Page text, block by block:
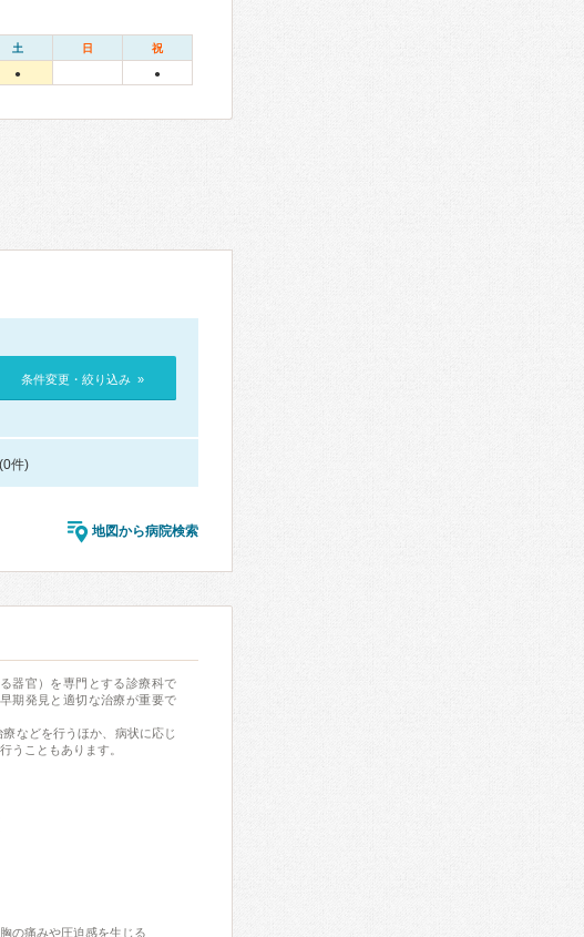
土 日 祝
● ●
条件変更・絞り込み »
件)
地図から病院検索
器官）を専門とする診療科で
期発見と適切な治療が重要で
などを行うほか、病状に応じ
うこともあります。
の痛みや圧迫感を生じる